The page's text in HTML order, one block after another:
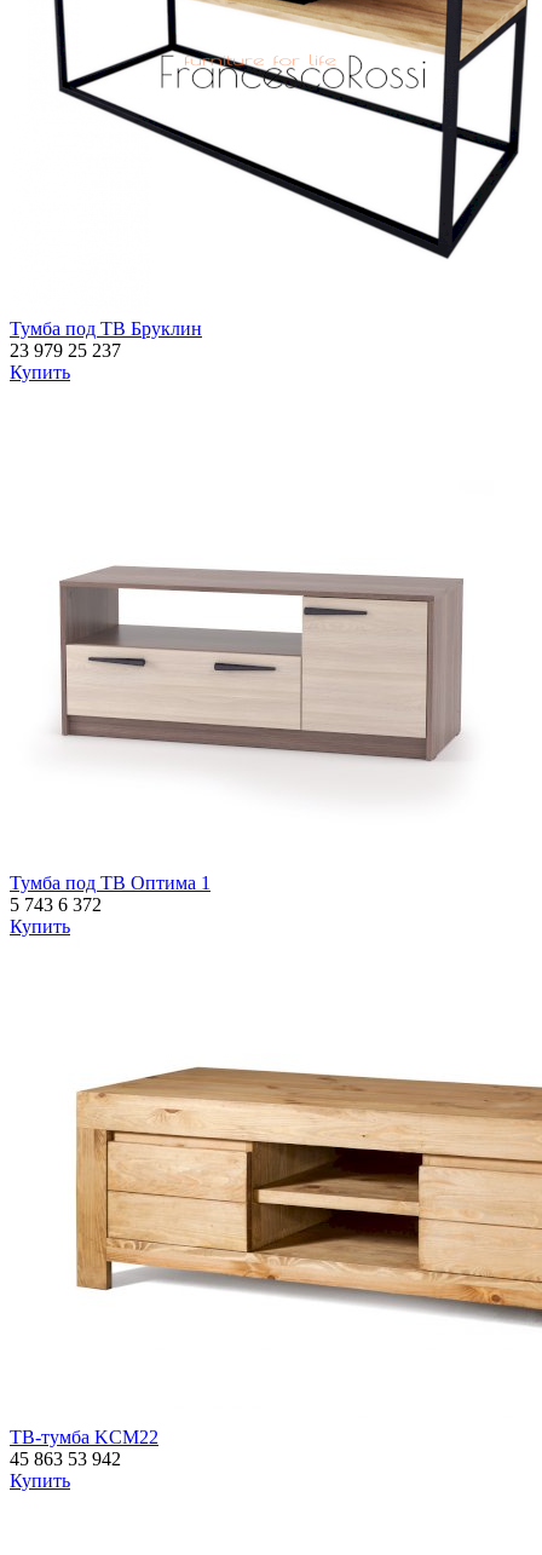
Тумба под ТВ Бруклин
23 979 25 237
Купить
Тумба под ТВ Оптима 1
5 743 6 372
Купить
ТВ-тумба KCM22
45 863 53 942
Купить